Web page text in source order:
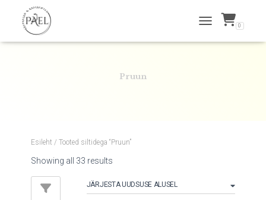
TOGGLE 0
Pruun
Esileht / Tooted siltidega “Pruun”
Showing all 33 results
latest